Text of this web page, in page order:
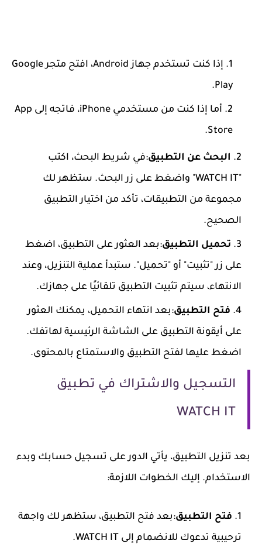
إذا كنت تستخدم جهاز Android، افتح متجر Google
Play.
أما إذا كنت من مستخدمي iPhone، فاتجه إلى App
Store.
البحث عن التطبيق:في شريط البحث، اكتب
"WATCH IT" واضغط على زر البحث. ستظهر لك
مجموعة من التطبيقات، تأكد من اختيار التطبيق
الصحيح.
تحميل التطبيق:بعد العثور على التطبيق، اضغط
على زر "تثبيت" أو "تحميل". ستبدأ عملية التنزيل، وعند
الانتهاء، سيتم تثبيت التطبيق تلقائيًا على جهازك.
فتح التطبيق:بعد انتهاء التحميل، يمكنك العثور
على أيقونة التطبيق على الشاشة الرئيسية لهاتفك.
اضغط عليها لفتح التطبيق والاستمتاع بالمحتوى.
التسجيل والاشتراك في تطبيق
WATCH IT
بعد تنزيل التطبيق، يأتي الدور على تسجيل حسابك وبدء
الاستخدام. إليك الخطوات اللازمة:
فتح التطبيق:بعد فتح التطبيق، ستظهر لك واجهة
ترحيبية تدعوك للانضمام إلى WATCH IT.